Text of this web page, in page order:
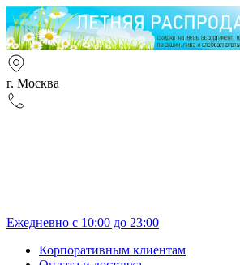
г. Москва
Ежедневно с 10:00 до 23:00
Корпоративным клиентам